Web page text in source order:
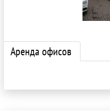
Аренда офисов